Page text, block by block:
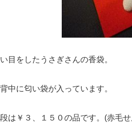
目をしたうさぎさんの香袋。
中に匂い袋が入っています。
は￥３、１５０の品です。(赤毛